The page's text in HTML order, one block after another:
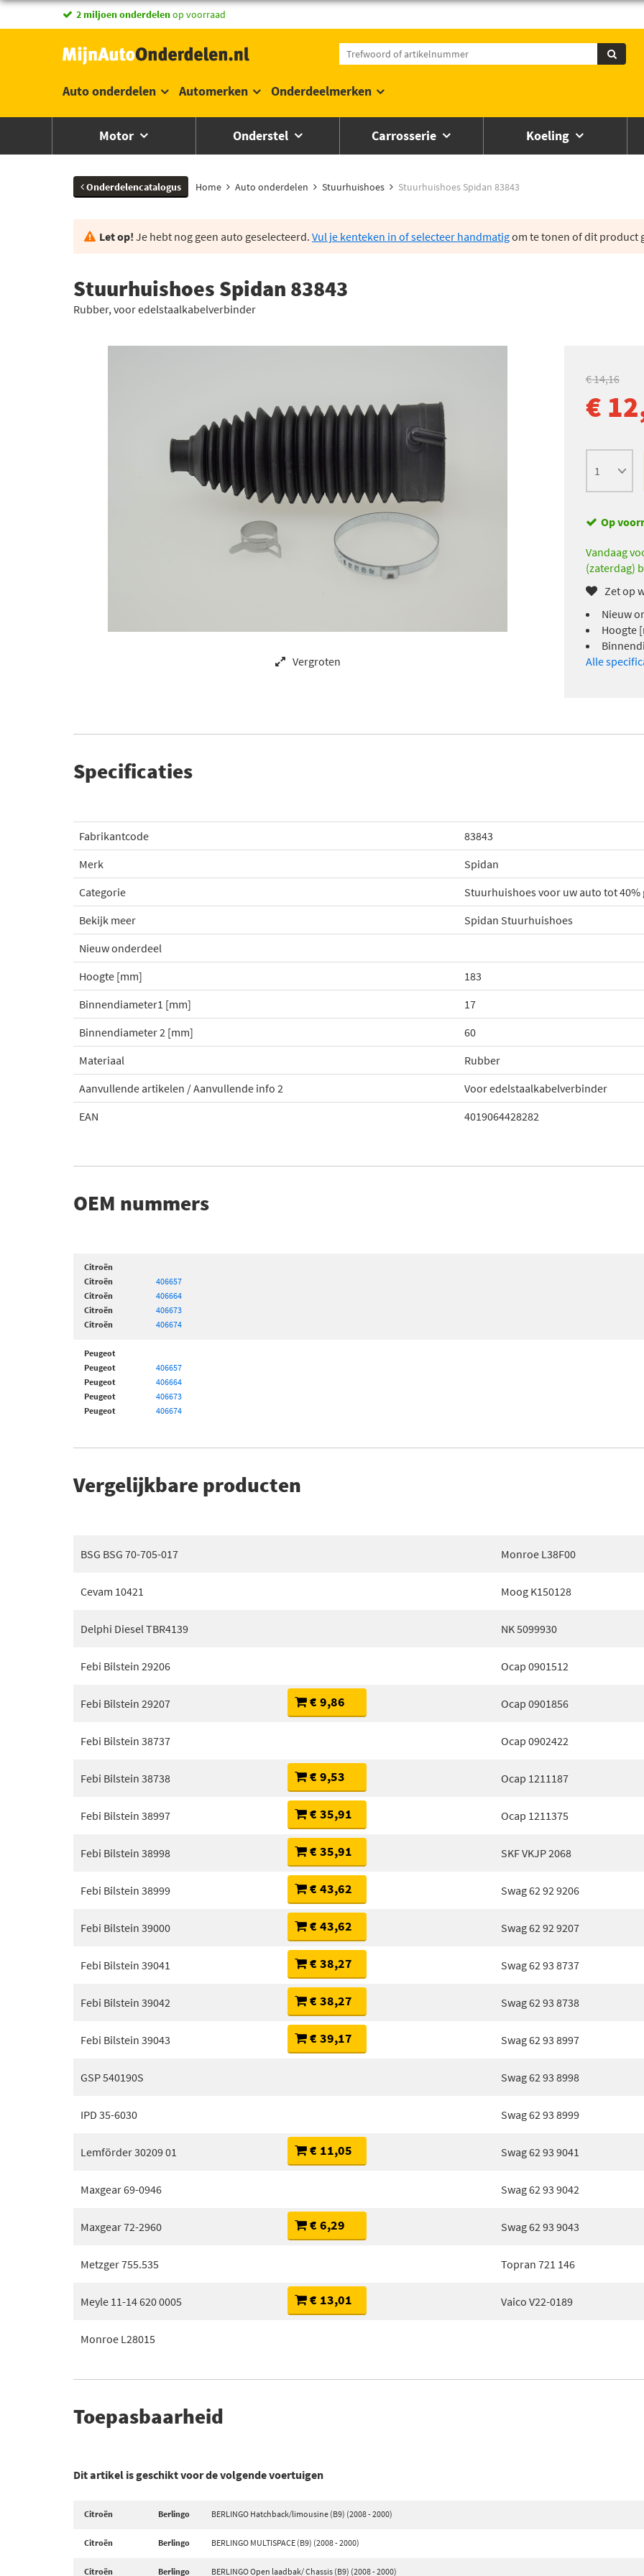
vandaag besteld,morgen in huis *
Auto onderdelen Automerken Onderdeelmerken
Motor Onderstel Carrosserie Koeling
Onderdelencatalogus Home Auto onderdelen Stuurhuishoes Stuurhuishoes Spidan 83843
Let op! Je hebt nog geen auto geselecteerd. Vul je kenteken in of selecteer handmatigom te tonen of dit product
Stuurhuishoes Spidan 83843
Rubber, voor edelstaalkabelverbinder
Vergroten
€ 14,16
€
Op
Vandaag
(zaterdag)
Zet op
Nieuw
Hoogte
Alle
Specificaties
Fabrikantcode
83843
Merk
Spidan
Categorie
Stuurhuishoes voor uw auto tot
Bekijk meer
Spidan Stuurhuishoes
Nieuw onderdeel
Hoogte [mm]
183
Binnendiameter1 [mm]
17
Binnendiameter 2 [mm]
60
Materiaal
Rubber
Aanvullende artikelen / Aanvullende info 2
Voor edelstaalkabelverbinder
EAN
4019064428282
OEM nummers
Citroën
Citroën
406657
Citroën
406664
Citroën
406673
Citroën
406674
Peugeot
Peugeot
406657
Peugeot
406664
Peugeot
406673
Peugeot
406674
Vergelijkbare producten
BSG BSG 70-705-017
Cevam 10421
Delphi Diesel TBR4139
Febi Bilstein 29206
Febi Bilstein 29207 € 9,86
Febi Bilstein 38737
Febi Bilstein 38738 € 9,53
Febi Bilstein 38997 € 35,91
Febi Bilstein 38998 € 35,91
Febi Bilstein 38999 € 43,62
Febi Bilstein 39000 € 43,62
Febi Bilstein 39041 € 38,27
Febi Bilstein 39042 € 38,27
Febi Bilstein 39043 € 39,17
GSP 540190S
IPD 35-6030
Lemförder 30209 01 € 11,05
Maxgear 69-0946
Maxgear 72-2960 € 6,29
Metzger 755.535
Meyle 11-14 620 0005 € 13,01
Monroe L28015
Monroe L38F00
Moog K150128
NK 5099930
Ocap 0901512
Ocap 0901856
Ocap 0902422
Ocap 1211187
Ocap 1211375
SKF VKJP 2068
Swag 62 92 9206
Swag 62 92 9207
Swag 62 93 8737
Swag 62 93 8738
Swag 62 93 8997
Swag 62 93 8998
Swag 62 93 8999
Swag 62 93 9041
Swag 62 93 9042
Swag 62 93 9043
Topran 721 146
Vaico V22-0189
Toepasbaarheid
Dit artikel is geschikt voor de volgende voertuigen
Citroën Berlingo BERLINGO Hatchback/limousine (B9) (2008 - 2000)
Citroën Berlingo BERLINGO MULTISPACE (B9) (2008 - 2000)
Citroën Berlingo BERLINGO Open laadbak/ Chassis (B9) (2008 - 2000)